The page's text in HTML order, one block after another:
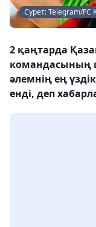
Сурет: Telegram/FC
2 қаңтарда
командасының
әлемнің ең
енді, деп